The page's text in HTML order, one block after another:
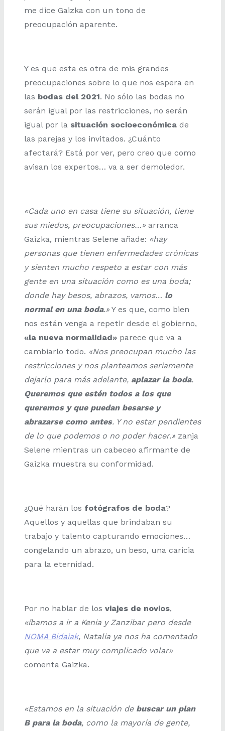
me dice Gaizka con un tono de
preocupación aparente.
Y es que esta es otra de mis grandes
preocupaciones sobre lo que nos espera en
las bodas del 2021. No sólo las bodas no
serán igual por las restricciones, no serán
igual por la situación socioeconómica de
las parejas y los invitados. ¿Cuánto
afectará? Está por ver, pero creo que como
avisan los expertos… va a ser demoledor.
«Cada uno en casa tiene su situación, tiene
sus miedos, preocupaciones…» arranca
Gaizka, mientras Selene añade: «hay
personas que tienen enfermedades crónicas
y sienten mucho respeto a estar con más
gente en una situación como es una boda;
donde hay besos, abrazos, vamos… lo
normal en una boda.» Y es que, como bien
nos están venga a repetir desde el gobierno,
«la nueva normalidad» parece que va a
cambiarlo todo. «Nos preocupan mucho las
restricciones y nos planteamos seriamente
dejarlo para más adelante, aplazar la boda.
Queremos que estén todos a los que
queremos y que puedan besarse y
abrazarse como antes. Y no estar pendientes
de lo que podemos o no poder hacer.» zanja
Selene mientras un cabeceo afirmante de
Gaizka muestra su conformidad.
¿Qué harán los fotógrafos de boda?
Aquellos y aquellas que brindaban su
trabajo y talento capturando emociones…
congelando un abrazo, un beso, una caricia
para la eternidad.
Por no hablar de los viajes de novios,
«íbamos a ir a Kenia y Zanzibar pero desde
NOMA Bidaiak, Natalia ya nos ha comentado
que va a estar muy complicado volar»
comenta Gaizka.
«Estamos en la situación de buscar un plan
B para la boda, como la mayoría de gente,